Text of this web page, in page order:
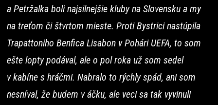
a Petržalka boli najsilnejšie kluby na Slovensku a my
na treťom či štvrtom mieste. Proti Bystrici nastúpila
Trapattoniho Benfica Lisabon v Pohári UEFA, to som
ešte lopty podával, ale o pol roka už som sedel
v kabíne s hráčmi. Nabralo to rýchly spád, ani som
nesníval, že budem v áčku, ale veci sa tak vyvinuli